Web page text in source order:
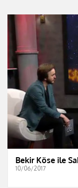
Bekir Köse ile
10/06/2017